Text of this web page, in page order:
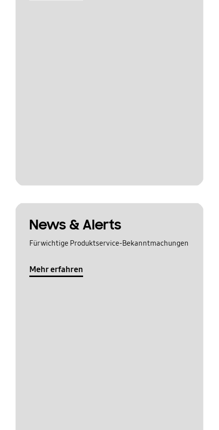
News & Alerts
Für wichtige Produktservice-Bekanntmachungen
Mehr erfahren